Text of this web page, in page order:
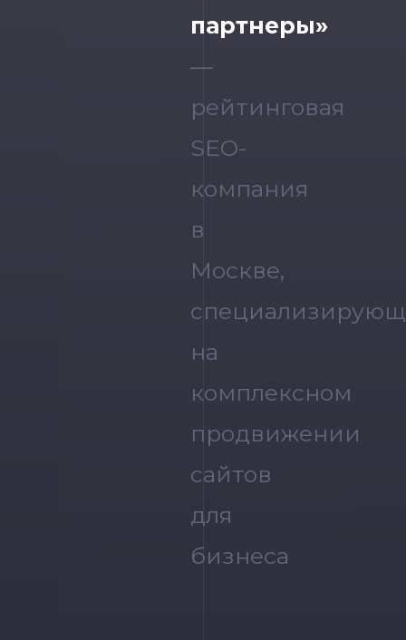
партнеры»
—
рейтинговая
SEO-
компания
в
Москве,
на
комплексном
продвижении
сайтов
для
бизнеса